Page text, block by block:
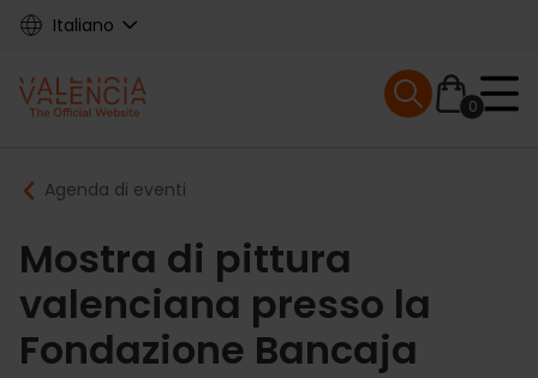
Skip
content
Italiano
Main
navigation
0
Mobile menu
Breadcrumb
Agenda di eventi
Mostra di pittura
valenciana presso la
Fondazione Bancaja